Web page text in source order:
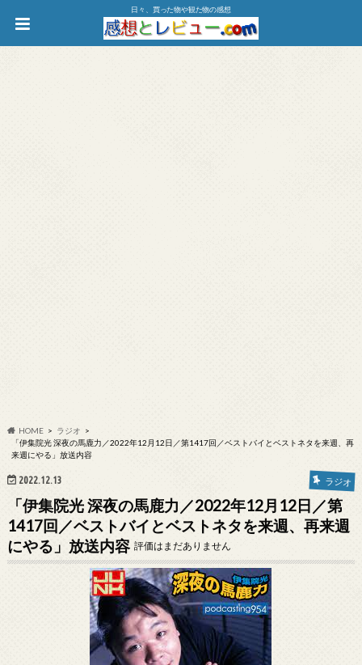
日々、買った物や観た物の感想
HOME
ラジオ
「伊集院光 深夜の馬鹿力／2022年12月12日／第1417回／ベストバイとベストネタを来週、再
来週にやる」放送内容
2022.12.13 ラジオ
「伊集院光 深夜の馬鹿力／2022年12月12日／第
1417回／ベストバイとベストネタを来週、再来週
にやる」放送内容 評価はまだありません